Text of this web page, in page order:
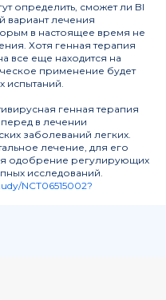
определить, сможет ли BI
вариант лечения
в настоящее время не
Хотя генная терапия
все еще находится на
применение будет
испытаний.
генная терапия
в лечении
заболеваний легких.
лечение, для его
одобрение регулирующих
исследований.
NCT06515002?
д. 2